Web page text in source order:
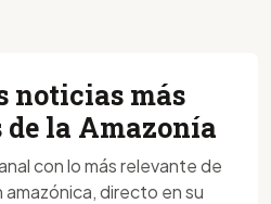
noticias más
la Amazonía
con lo más relevante de
amazónica, directo en su